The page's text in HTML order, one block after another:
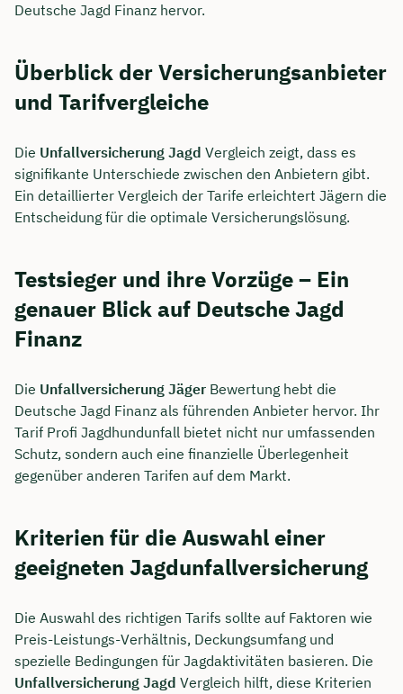
Deutsche Jagd Finanz hervor.
Überblick der Versicherungsanbieter
und Tarifvergleiche
Die Unfallversicherung Jagd Vergleich zeigt, dass es
signifikante Unterschiede zwischen den Anbietern gibt.
Ein detaillierter Vergleich der Tarife erleichtert Jägern die
Entscheidung für die optimale Versicherungslösung.
Testsieger und ihre Vorzüge – Ein
genauer Blick auf Deutsche Jagd
Finanz
Die Unfallversicherung Jäger Bewertung hebt die
Deutsche Jagd Finanz als führenden Anbieter hervor. Ihr
Tarif Profi Jagdhundunfall bietet nicht nur umfassenden
Schutz, sondern auch eine finanzielle Überlegenheit
gegenüber anderen Tarifen auf dem Markt.
Kriterien für die Auswahl einer
geeigneten Jagdunfallversicherung
Die Auswahl des richtigen Tarifs sollte auf Faktoren wie
Preis-Leistungs-Verhältnis, Deckungsumfang und
spezielle Bedingungen für Jagdaktivitäten basieren. Die
Unfallversicherung Jagd Vergleich hilft, diese Kriterien